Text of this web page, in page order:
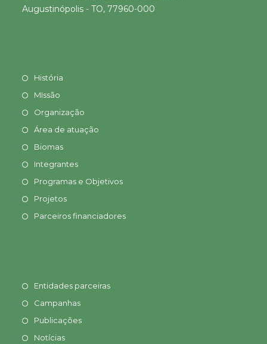
Augustinópolis - TO, 77960-000
História
MIssão
Organização
Área de atuação
Biomas
Integrantes
Programas e Objetivos
Projetos
Parceiros financiadores
Entidades parceiras
Campanhas
Publicações
Notícias